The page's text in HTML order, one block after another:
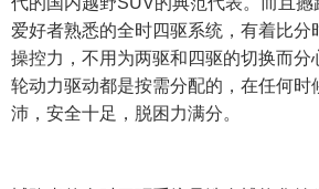
爱好者熟悉的全时四驱系统，有着比分
操控力，不用为两驱和四驱的切换而分
轮动力驱动都是按需分配的，在任何时
沛，安全十足，脱困力满分。